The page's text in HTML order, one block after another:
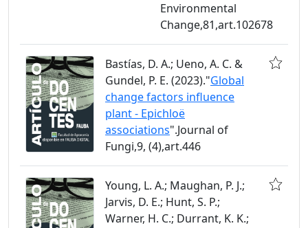
Environmental
Change,81,art.102678
Bastías, D. A.; Ueno, A. C. &
Gundel, P. E. (2023)."Global
change factors influence
plant - Epichloë
associations".Journal of
Fungi,9, (4),art.446
Young, L. A.; Maughan, P. J.;
Jarvis, D. E.; Hunt, S. P.;
Warner, H. C.; Durrant, K. K.;